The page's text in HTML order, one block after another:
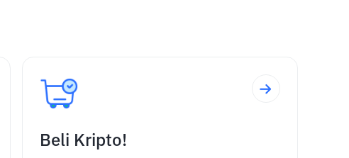
Beli Kripto!